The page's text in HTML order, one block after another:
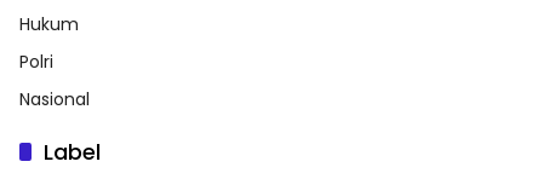
Hukum
Polri
Nasional
Label